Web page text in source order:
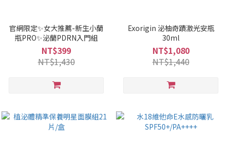
官網限定✨女大推薦-新生小蘭
瓶PRO✨泌蘭PDRN入門組
NT$399
NT$1,430
Exorigin 泌柚奇蹟激光安瓶
30ml
NT$1,080
NT$1,440